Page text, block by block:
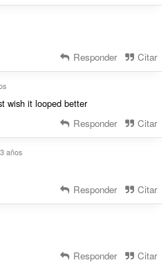
Responder Citar
wish it looped better
Responder Citar
años
Responder Citar
Responder Citar